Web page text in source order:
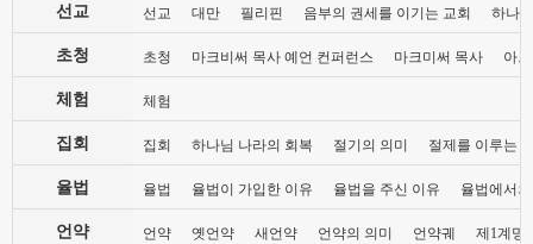
선교 선교 대만 필리핀 음부의 권세를 이기는 교회 하나
초청 초청 마크비써 목사 예언 컨퍼런스 마크미써 목사 아
체험 체험
집회 집회 하나님 나라의 회복 절기의 의미 절제를 이루는
율법 율법 율법이 가입한 이유 율법을 주신 이유 율법에서
언약 언약 옛언약 새언약 언약의 의미 언약궤 제1계명